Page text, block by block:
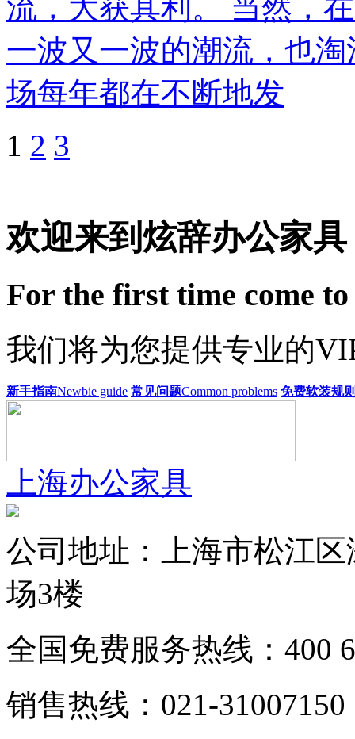
流，大获其利。 当然，
一波又一波的潮流，也
场每年都在不断地发
1 2 3
欢迎来到炫辞办公家具
For the first time come
我们将为您提供专业的
新手指南Newbie guide 常见问题Common problems 免费软装规
上海办公家具
公司地址：上海市松江
场3楼
全国免费服务热线：400
销售热线：021-31007150